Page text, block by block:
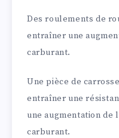
Des roulements de
entraîner une
carburant.
Une pièce de
entraîner une
une augmentation de
carburant.